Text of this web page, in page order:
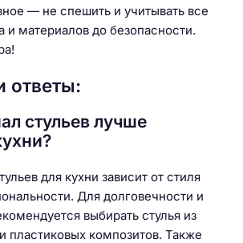
— не спешить и учитывать все
и материалов до безопасности.
стульев лучше
для кухни зависит от стиля
Для долговечности и
выбирать стулья из
пластиковых композитов. Также